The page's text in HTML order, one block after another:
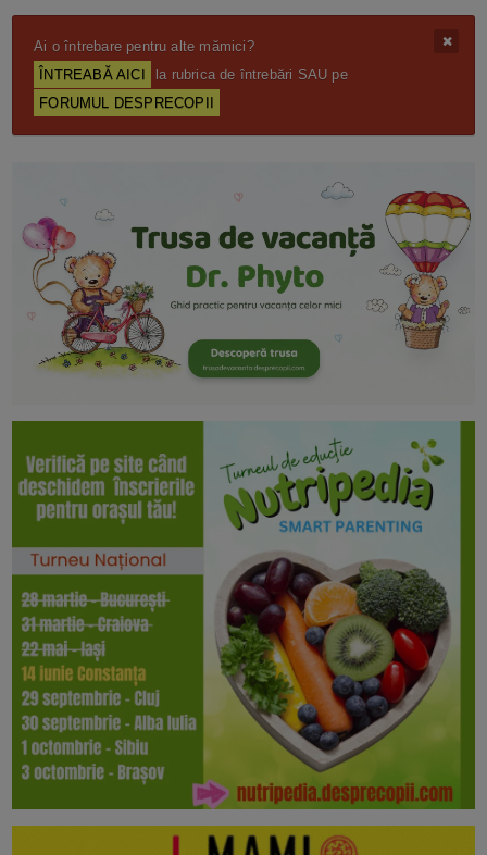
Ai o întrebare pentru alte mămici?
ÎNTREABĂ AICI
la rubrica de întrebări SAU pe
FORUMUL DESPRECOPII